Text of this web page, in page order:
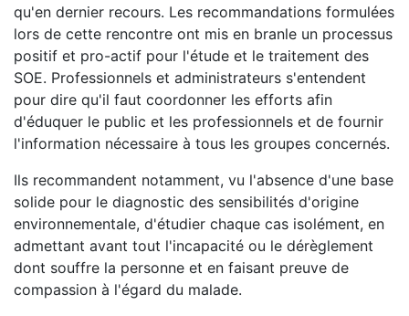
qu'en dernier recours. Les recommandations formulées
lors de cette rencontre ont mis en branle un processus
positif et pro-actif pour l'étude et le traitement des
SOE. Professionnels et administrateurs s'entendent
pour dire qu'il faut coordonner les efforts afin
d'éduquer le public et les professionnels et de fournir
l'information nécessaire à tous les groupes concernés.
Ils recommandent notamment, vu l'absence d'une base
solide pour le diagnostic des sensibilités d'origine
environnementale, d'étudier chaque cas isolément, en
admettant avant tout l'incapacité ou le dérèglement
dont souffre la personne et en faisant preuve de
compassion à l'égard du malade.